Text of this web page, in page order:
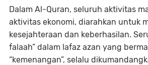
Dalam Al-Quran, seluruh aktivitas
aktivitas ekonomi, diarahkan untuk
kesejahteraan dan keberhasilan.
falaah” dalam lafaz azan yang
“kemenangan”, selalu